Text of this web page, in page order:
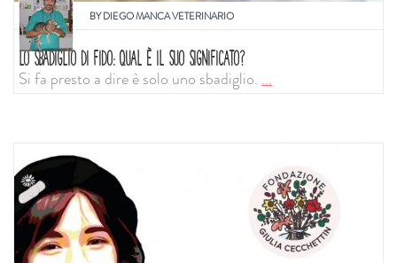
BYDIEGO MANCA VETERINARIO
LO SBADIGLIO DI FIDO: QUAL È IL SUO SIGNIFICATO?
Si fa presto a dire è solo uno sbadiglio....